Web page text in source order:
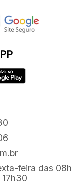
feira das 08h